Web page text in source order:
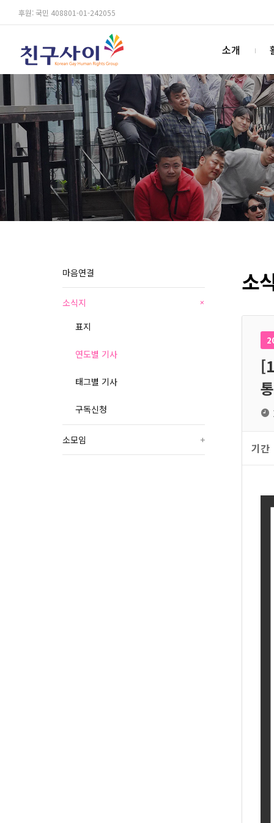
후원: 국민 408801-01-242055
소개
마음연결
소식지 +
표지
연도별 기사
태그별 기사
구독신청
소모임 +
소
기간